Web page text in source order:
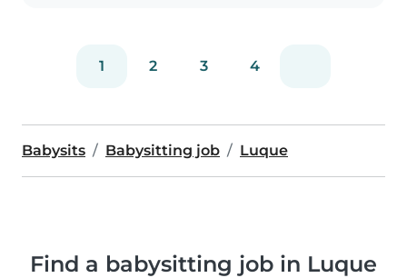
1 2 3 4
Babysits Babysitting job Luque
Find a babysitting job in Luque